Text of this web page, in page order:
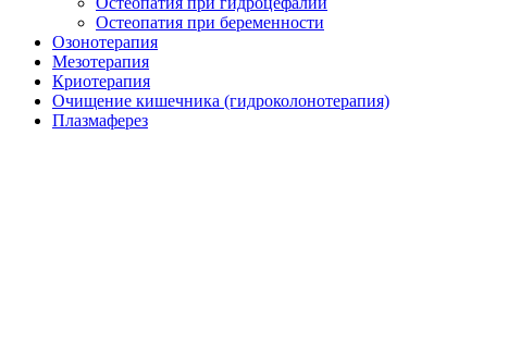
Остеопатия при беременности
Озонотерапия
Мезотерапия
Криотерапия
Очищение кишечника (гидроколонотерапия)
Плазмаферез